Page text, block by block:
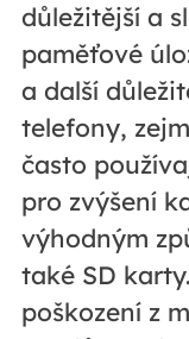
důležitější a
paměťové
a další
telefony,
často
pro zvýšení
výhodným
také SD
poškození z